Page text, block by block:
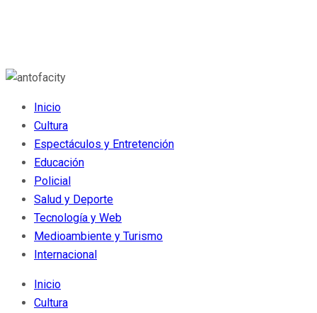
Inicio
Cultura
Espectáculos y Entretención
Educación
Policial
Salud y Deporte
Tecnología y Web
Medioambiente y Turismo
Internacional
Inicio
Cultura